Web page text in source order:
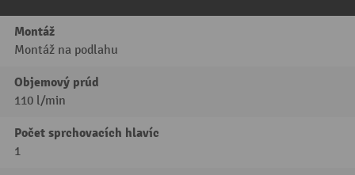
Montáž
Montáž na podlahu
Objemový prúd
110 l/min
Počet sprchovacích hlavíc
1